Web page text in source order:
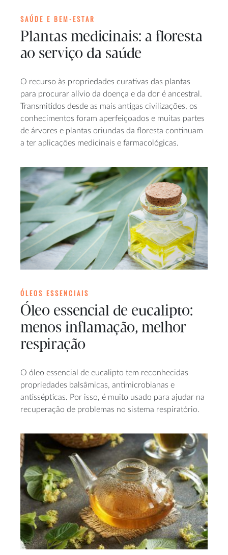
SAÚDE E BEM-ESTAR
Plantas medicinais: a floresta
ao serviço da saúde
O recurso às propriedades curativas das plantas
para procurar alívio da doença e da dor é ancestral.
Transmitidos desde as mais antigas civilizações, os
conhecimentos foram aperfeiçoados e muitas partes
de árvores e plantas oriundas da floresta continuam
a ter aplicações medicinais e farmacológicas.
ÓLEOS ESSENCIAIS
Óleo essencial de eucalipto:
menos inflamação, melhor
respiração
O óleo essencial de eucalipto tem reconhecidas
propriedades balsâmicas, antimicrobianas e
antissépticas. Por isso, é muito usado para ajudar na
recuperação de problemas no sistema respiratório.